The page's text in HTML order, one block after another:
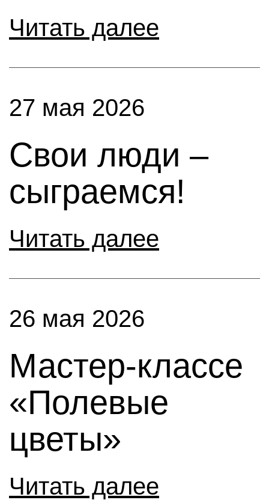
Читать далее
27 мая 2026
Свои люди –
сыграемся!
Читать далее
26 мая 2026
Мастер-классе
«Полевые
цветы»
Читать далее